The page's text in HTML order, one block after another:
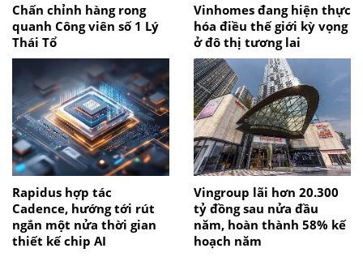
Chấn chỉnh hàng rong
quanh Công viên số 1 Lý
Thái Tổ
Vinhomes đang hiện thực
hóa điều thế giới kỳ vọng
ở đô thị tương lai
Rapidus hợp tác
Cadence, hướng tới rút
ngắn một nửa thời gian
thiết kế chip AI
Vingroup lãi hơn 20.300
tỷ đồng sau nửa đầu
năm, hoàn thành 58% kế
hoạch năm